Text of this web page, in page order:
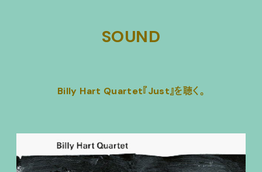
SOUND
Billy Hart Quartet『Just』を聴く。